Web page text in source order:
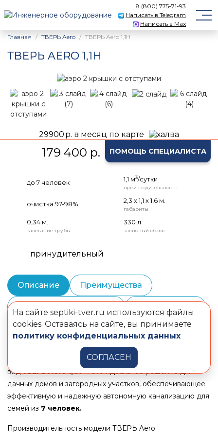
8 (800) 775-71-93
Написать в Telegram
Написать в Max
Главная
ТВЕРЬ Aero ТВЕРЬ Aero 1,1Н
ТВЕРЬ AERO 1,1Н
29900 р. в месяц по карте
179 400 р. ПОМОЩЬ СПЕЦИАЛИСТА
до 7 человек 1,1 м3/сутки
производительность
очистка 97-98% 2,3 х 1,1 х 1,6 м.
габариты
0,34 м.
залегание трубы
330 л.
залповый сброс
принудительный
Описание Преимущества
Монтаж и шеф-монтаж Комплектация
Документы
Станция очистки хозяйственно-бытовых сточных
водТВЕРЬAero 1,1Н— это идеальное решение для
дачных домов и загородных участков, обеспечивающее
эффективную и надежную автономную канализацию для
семей из 7 человек.
Производительность модели ТВЕРЬ Aero
На сайте septiki-tver.ru используются файлы
cookies. Оставаясь на сайте, вы принимаете
политику конфиденциальных данных
СОГЛАСЕН